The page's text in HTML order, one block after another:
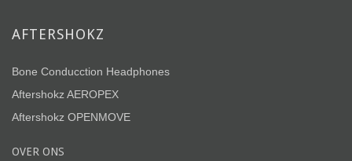
AFTERSHOKZ
Bone Conducction Headphones
Aftershokz AEROPEX
Aftershokz OPENMOVE
OVER ONS